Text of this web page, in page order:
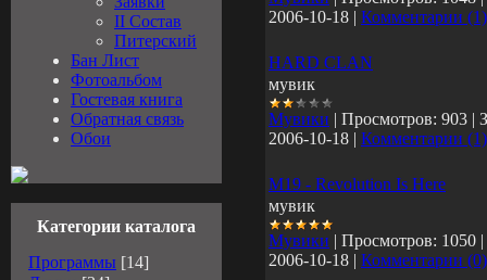
II Состав
Питерский
Бан Лист
Фотоальбом
Гостевая книга
Обратная связь
Обои
Категории каталога
Программы [14]
2006-10-18 | Комментарии (1)
HARD CLAN
мувик
Мувики | Просмотров: 903 |
2006-10-18 | Комментарии (1)
M19 - Revolution Is Here
мувик
Мувики | Просмотров: 1050 |
2006-10-18 | Комментарии (0)